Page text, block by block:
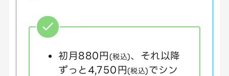
初月880円 (税込)、それ以降
ずっと4,750円(税込) でシン